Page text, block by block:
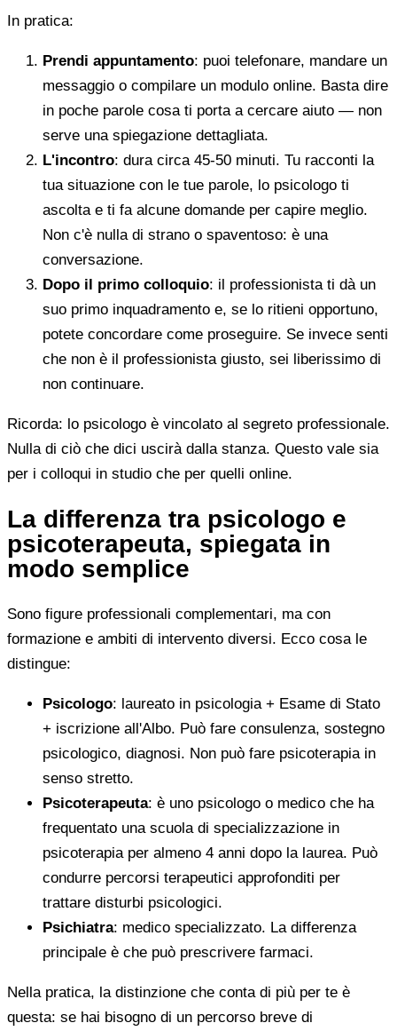
In pratica:
Prendi appuntamento: puoi telefonare, mandare un
messaggio o compilare un modulo online. Basta dire
in poche parole cosa ti porta a cercare aiuto — non
serve una spiegazione dettagliata.
L'incontro: dura circa 45-50 minuti. Tu racconti la
tua situazione con le tue parole, lo psicologo ti
ascolta e ti fa alcune domande per capire meglio.
Non c'è nulla di strano o spaventoso: è una
conversazione.
Dopo il primo colloquio: il professionista ti dà un
suo primo inquadramento e, se lo ritieni opportuno,
potete concordare come proseguire. Se invece senti
che non è il professionista giusto, sei liberissimo di
non continuare.
Ricorda: lo psicologo è vincolato al segreto professionale.
Nulla di ciò che dici uscirà dalla stanza. Questo vale sia
per i colloqui in studio che per quelli online.
La differenza tra psicologo e
psicoterapeuta, spiegata in
modo semplice
Sono figure professionali complementari, ma con
formazione e ambiti di intervento diversi. Ecco cosa le
distingue:
Psicologo: laureato in psicologia + Esame di Stato
+ iscrizione all'Albo. Può fare consulenza, sostegno
psicologico, diagnosi. Non può fare psicoterapia in
senso stretto.
Psicoterapeuta: è uno psicologo o medico che ha
frequentato una scuola di specializzazione in
psicoterapia per almeno 4 anni dopo la laurea. Può
condurre percorsi terapeutici approfonditi per
trattare disturbi psicologici.
Psichiatra: medico specializzato. La differenza
principale è che può prescrivere farmaci.
Nella pratica, la distinzione che conta di più per te è
questa: se hai bisogno di un percorso breve di